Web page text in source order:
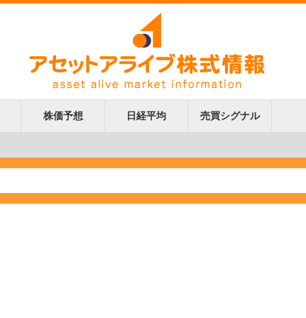
株価予想 日経平均 売買シグナル